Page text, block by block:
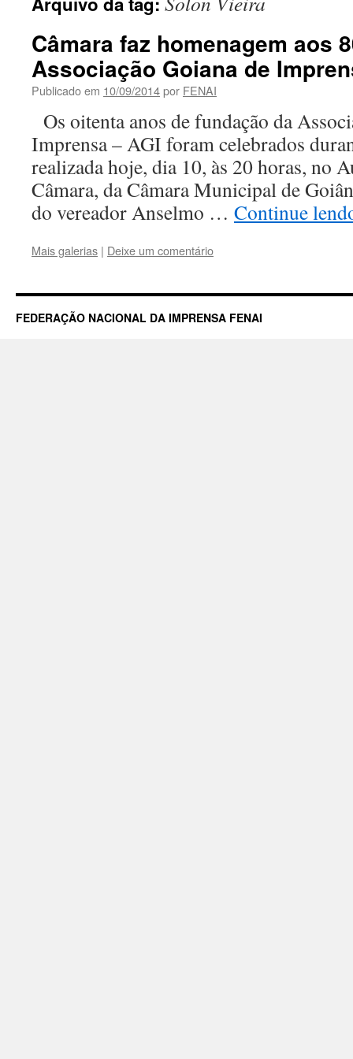
Câmara faz homenagem aos
Associação Goiana de
Publicado em 10/09/2014por FENAI
Os oitenta anos de fundação da
Imprensa – AGI foram celebrados
realizada hoje, dia 10, às 20 horas, no
Câmara, da Câmara Municipal de
do vereador Anselmo … Continue
Mais galerias | Deixe um comentário
FEDERAÇÃO NACIONAL DA IMPRENSA FENAI